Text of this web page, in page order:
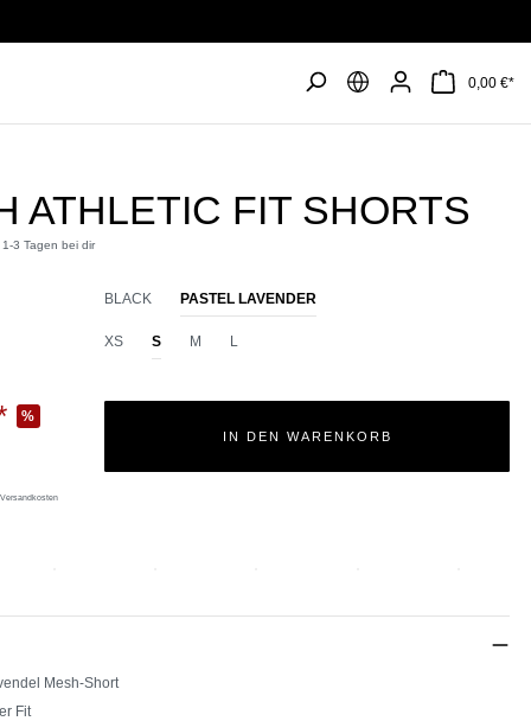
0,00 €*
ATHLETIC FIT SHORTS
3 Tagen bei dir
BLACK PASTEL LAVENDER
XS S M L
%
IN DEN WARENKORB
Mesh-Short
Fit